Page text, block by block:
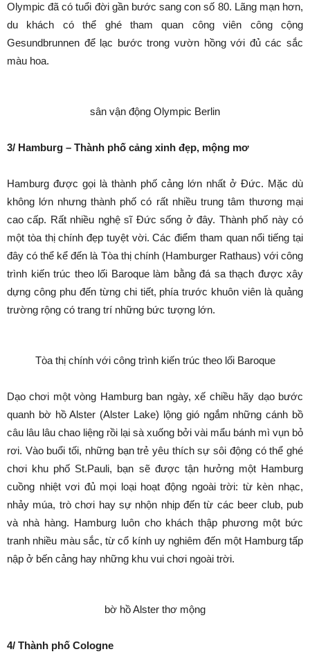
Olympic đã có tuổi đời gần bước sang con số 80. Lãng mạn hơn,
du khách có thể ghé tham quan công viên công cộng
Gesundbrunnen để lạc bước trong vườn hồng với đủ các sắc
màu hoa.
sân vận động Olympic Berlin
3/ Hamburg – Thành phố cảng xinh đẹp, mộng mơ
Hamburg được gọi là thành phố cảng lớn nhất ở Đức. Mặc dù
không lớn nhưng thành phố có rất nhiều trung tâm thương mại
cao cấp. Rất nhiều nghệ sĩ Đức sống ở đây. Thành phố này có
một tòa thị chính đẹp tuyệt vời. Các điểm tham quan nổi tiếng tại
đây có thể kể đến là Tòa thị chính (Hamburger Rathaus) với công
trình kiến trúc theo lối Baroque làm bằng đá sa thạch được xây
dựng công phu đến từng chi tiết, phía trước khuôn viên là quảng
trường rộng có trang trí những bức tượng lớn.
Tòa thị chính với công trình kiến trúc theo lối Baroque
Dạo chơi một vòng Hamburg ban ngày, xế chiều hãy dạo bước
quanh bờ hồ Alster (Alster Lake) lộng gió ngắm những cánh bồ
câu lâu lâu chao liệng rồi lại sà xuống bởi vài mẩu bánh mì vụn bỏ
rơi. Vào buổi tối, những bạn trẻ yêu thích sự sôi động có thể ghé
chơi khu phố St.Pauli, bạn sẽ được tận hưởng một Hamburg
cuồng nhiệt vơi đủ mọi loại hoạt động ngoài trời: từ kèn nhạc,
nhảy múa, trò chơi hay sự nhộn nhịp đến từ các beer club, pub
và nhà hàng. Hamburg luôn cho khách thập phương một bức
tranh nhiều màu sắc, từ cổ kính uy nghiêm đến một Hamburg tấp
nập ở bến cảng hay những khu vui chơi ngoài trời.
bờ hồ Alster thơ mộng
4/ Thành phố Cologne